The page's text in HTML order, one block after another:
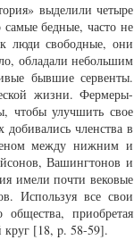
выделили четыре
бедные, часто не
люди свободные, они
обладали небольшим
бывшие сервенты.
жизни. Фермеры-
чтобы улучшить свое
членства в
между нижним и
Вашингтонов и
имели почти вековые
Используя все свои
приобретая
круг [18, p. 58-59].